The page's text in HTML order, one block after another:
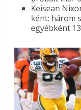
Keisean
ként: három
egyébként